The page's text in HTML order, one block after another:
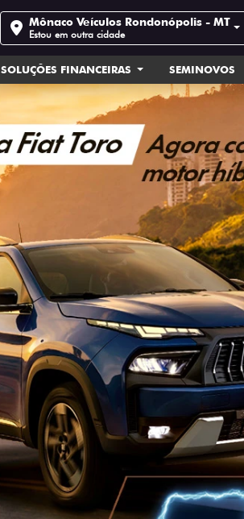
Mônaco Veículos Rondonópolis - MT
Estou em outra cidade
SOLUÇÕES FINANCEIRAS SEMINOVOS